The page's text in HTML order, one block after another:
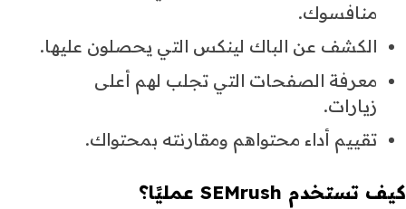
منافسوك.
الكشف عن الباك لينكس التي يحصلون عليها.
معرفة الصفحات التي تجلب لهم أعلى
زيارات.
تقييم أداء محتواهم ومقارنته بمحتواك.
كيف تستخدم SEMrush عمليًا؟